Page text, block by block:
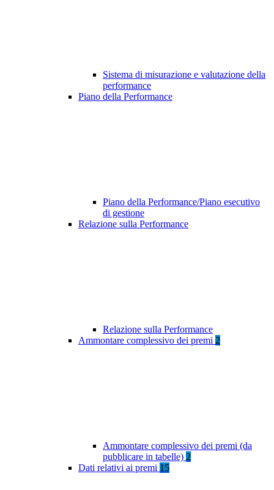
Sistema di misurazione e valutazione della
performance
Piano della Performance
Piano della Performance/Piano esecutivo
di gestione
Relazione sulla Performance
Relazione sulla Performance
Ammontare complessivo dei premi 2
Ammontare complessivo dei premi (da
pubblicare in tabelle) 2
Dati relativi ai premi 15